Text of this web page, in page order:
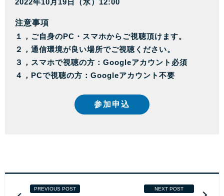
注意事項
１，ご自身のPC・スマホからご視聴頂けます。
２，通信環境が良い場所でご視聴ください。
３，スマホで視聴の方：Googleアカウント必須
４，PCで視聴の方：Googleアカウント不要
参加申込
PREVIOUS POST NEXT POST